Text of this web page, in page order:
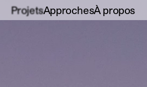
ProjetsApprochesÀ propos